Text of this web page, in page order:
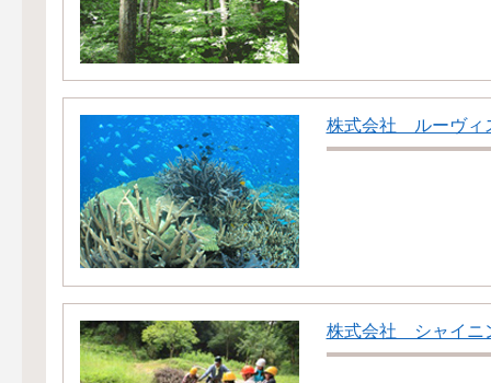
株式会社 ルーヴィ
株式会社 シャイニ